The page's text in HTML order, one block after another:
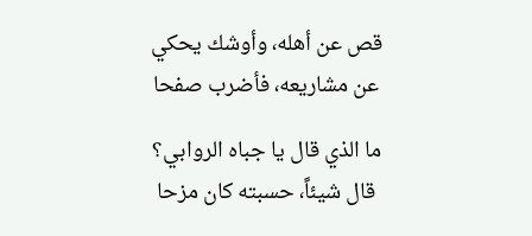
قص عن أهله، وأوشك يحكي
عن مشاريعه، فأضرب صفحا
ما الذي قال يا جباه الروابي؟
قال شيئاً، حسبته كان مزحا